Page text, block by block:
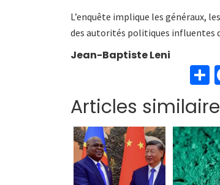
L’enquête implique les généraux,
des autorités politiques influentes
Jean-Baptiste Leni
Articles